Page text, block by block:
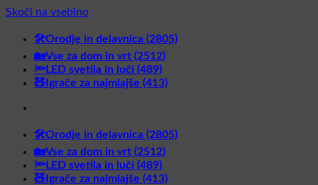
Skoči na vsebino
🛠️Orodje in delavnica (2805)
🏡Vse za dom in vrt (2512)
🔦LED svetila in luči (489)
🧸Igrače za najmlajše (413)
🛠️Orodje in delavnica (2805)
🏡Vse za dom in vrt (2512)
🔦LED svetila in luči (489)
🧸Igrače za najmlajše (413)